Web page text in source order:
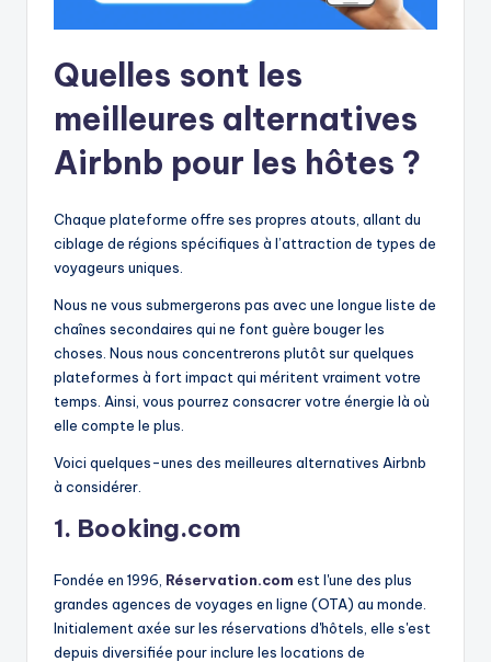
Quelles sont les
meilleures alternatives
Airbnb pour les hôtes ?
Chaque plateforme offre ses propres atouts, allant du
ciblage de régions spécifiques à l’attraction de types de
voyageurs uniques.
Nous ne vous submergerons pas avec une longue liste de
chaînes secondaires qui ne font guère bouger les
choses. Nous nous concentrerons plutôt sur quelques
plateformes à fort impact qui méritent vraiment votre
temps. Ainsi, vous pourrez consacrer votre énergie là où
elle compte le plus.
Voici quelques-unes des meilleures alternatives Airbnb
à considérer.
1. Booking.com
Fondée en 1996, Réservation.com est l'une des plus
grandes agences de voyages en ligne (OTA) au monde.
Initialement axée sur les réservations d'hôtels, elle s'est
depuis diversifiée pour inclure les locations de